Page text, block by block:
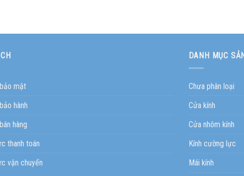
mật
hành
hàng
thanh toán
vận chuyển
DANH MỤC
Chưa phân loại
Cửa kính
Cửa nhôm kính
Kính cường lực
Mái kính